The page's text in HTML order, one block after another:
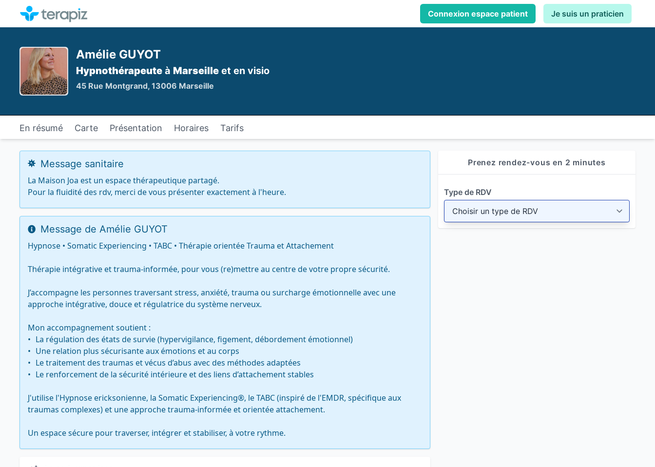
Connexion espace patient Je suis un praticien
Amélie GUYOT
Hypnothérapeute à Marseille et en visio
45 Rue Montgrand, 13006 Marseille
En résumé Carte Présentation Horaires Tarifs
Message sanitaire
La Maison Joa est un espace thérapeutique partagé.
Pour la fluidité des rdv, merci de vous présenter exactement à l'heure.
Message de Amélie GUYOT
Hypnose • Somatic Experiencing • TABC • Thérapie orientée Trauma et Attachement
Thérapie intégrative et trauma-informée, pour vous (re)mettre au centre de votre propre sécurité.
J’accompagne les personnes traversant stress, anxiété, trauma ou surcharge émotionnelle avec une
approche intégrative, douce et régulatrice du système nerveux.
Mon accompagnement soutient :
•	La régulation des états de survie (hypervigilance, figement, débordement émotionnel)
•	Une relation plus sécurisante aux émotions et au corps
•	Le traitement des traumas et vécus d’abus avec des méthodes adaptées
•	Le renforcement de la sécurité intérieure et des liens d’attachement stables
J'utilise l'Hypnose ericksonienne, la Somatic Experiencing®, le TABC (inspiré de l'EMDR, spécifique aux
traumas complexes) et une approche trauma-informée et orientée attachement.
Un espace sécure pour traverser, intégrer et stabiliser, à votre rythme.
Prenez rendez-vous en 2 minutes
Type de RDV